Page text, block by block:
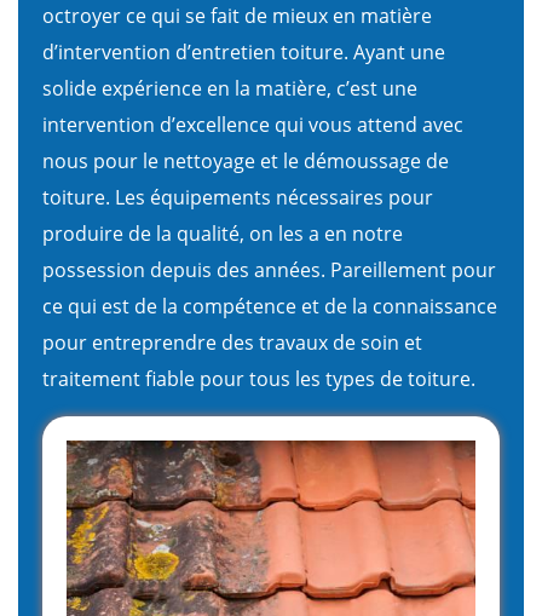
octroyer ce qui se fait de mieux en matière
d’intervention d’entretien toiture. Ayant une
solide expérience en la matière, c’est une
intervention d’excellence qui vous attend avec
nous pour le nettoyage et le démoussage de
toiture. Les équipements nécessaires pour
produire de la qualité, on les a en notre
possession depuis des années. Pareillement pour
ce qui est de la compétence et de la connaissance
pour entreprendre des travaux de soin et
traitement fiable pour tous les types de toiture.